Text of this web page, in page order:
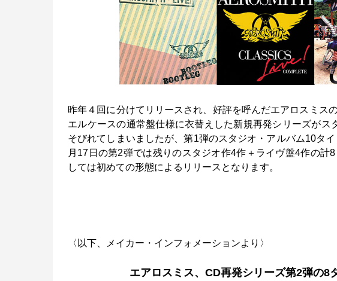
昨年４回に分けてリリースされ、好評を呼んだエアロスミス
エルケースの通常盤仕様に衣替えした新規再発シリーズが
そびれてしまいましたが、第1弾のスタジオ・アルバム10タ
月17日の第2弾では残りのスタジオ作4作＋ライヴ盤4作の計
しては初めての形態によるリリースとなります。
〈以下、メイカー・インフォメーションより〉
エアロスミス、CD再発シリーズ第2弾の8